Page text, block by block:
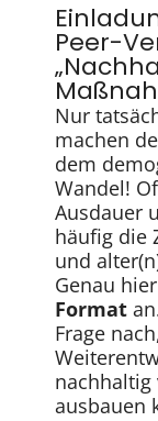
Peer-
Nur
machen
dem
Wandel!
Ausdauer
häufig die
und
Genau
Format
Frage
nachhaltig
ausbauen